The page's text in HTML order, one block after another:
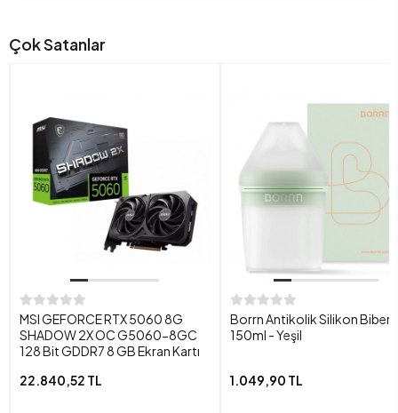
Çok Satanlar
MSI GEFORCE RTX 5060 8G
SHADOW 2X OC G5060-8GC
128 Bit GDDR7 8 GB Ekran Kartı
22.840,52 TL
Borrn Antikolik Silikon
150ml - Yeşil
1.049,90 TL